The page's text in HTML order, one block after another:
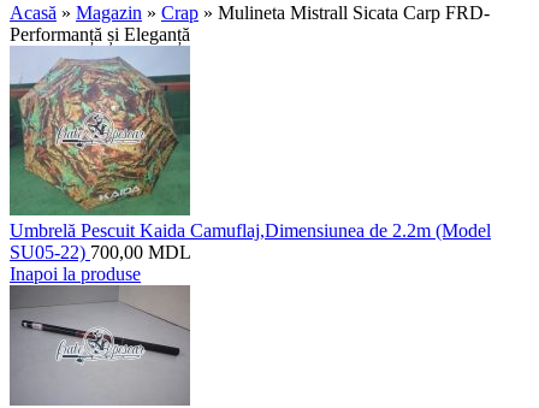
Acasă » Magazin » Crap » Mulineta Mistrall Sicata Carp FRD-
Performanță și Eleganță
Umbrelă Pescuit Kaida Camuflaj,Dimensiunea de 2.2m (Model
SU05-22) 700,00 MDL
Inapoi la produse